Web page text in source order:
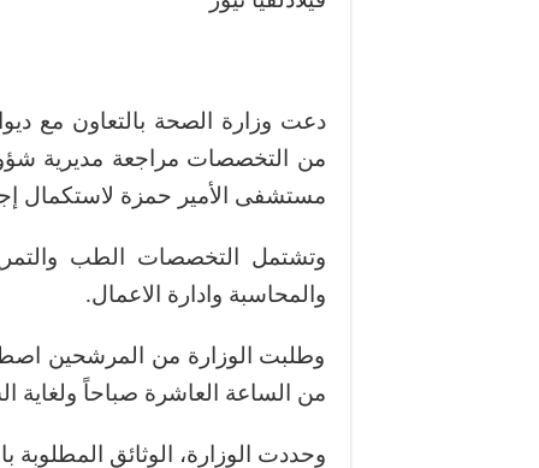
دعت وزارة الصحة بالتعاون مع
من التخصصات مراجعة مديرية
مستشفى الأمير حمزة لاستكمال
وتشتمل التخصصات الطب
والمحاسبة وادارة الاعمال.
وطلبت الوزارة من المرشحين
من الساعة العاشرة صباحاً ولغاية
وحددت الوزارة، الوثائق المطلوبة